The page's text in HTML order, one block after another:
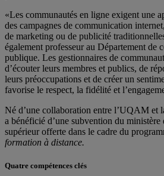
«Les communautés en ligne exigent une
des campagnes de communication
de marketing ou de publicité
également professeur au Département de
publique. Les gestionnaires de
d’écouter leurs membres et publics, de
leurs préoccupations et de créer un
favorise le respect, la fidélité et
Né d’une collaboration entre l’UQAM et
a bénéficié d’une subvention du ministère
supérieur offerte dans le cadre du
formation à distance.
Quatre compétences clés